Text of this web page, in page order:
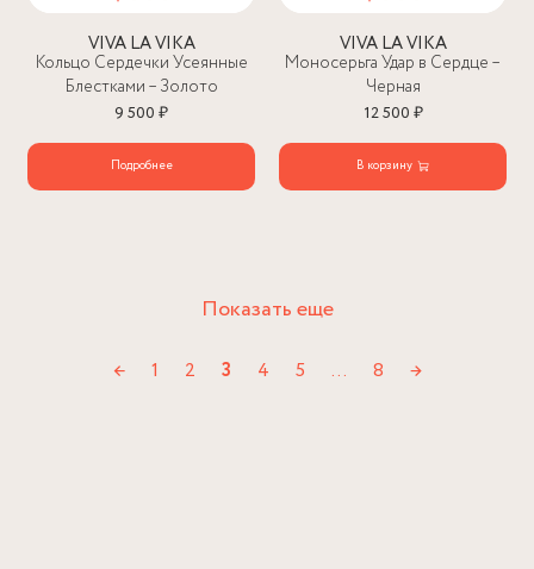
VIVA LA VIKA
Кольцо Сердечки Усеянные
Блестками – Золото
9 500 ₽
Подробнее
VIVA LA VIKA
Моносерьга Удар в Сердце –
Черная
12 500 ₽
В корзину
Показать еще
← 1 2 3 4 5 … 8 →